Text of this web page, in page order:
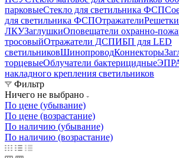
парковыеСтекло для светильника ФСП
для светильника ФСПОтражателиРешетки
ЛКУЗаглушкиОповещатели охранно-
тросовыйОтражатели ДСПИБП для LED
светильниковШинопроводКоннекторы
торцевыеОблучатели бактерицидные
накладного крепления светильников
Фильтр
Ничего не выбрано
По цене (убывание)
По цене (возрастание)
По наличию (убывание)
По наличию (возрастание)